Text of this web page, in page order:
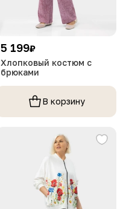
5 199₽
Хлопковый костюм с
брюками
В корзину